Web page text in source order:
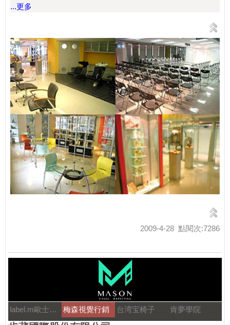
...更多
2009-4-28 點閱次:7286
label.m歐士特國際 梅森視覺行銷 台湾宝椅子 肯夢學院